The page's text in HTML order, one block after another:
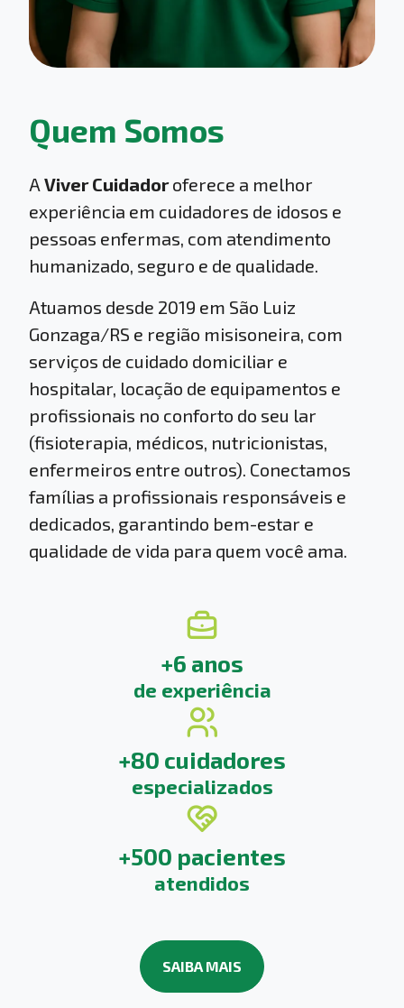
Quem Somos
A Viver Cuidadoroferece a melhor
experiência em cuidadores de idosos e
pessoas enfermas, com atendimento
humanizado, seguro e de qualidade.
Atuamos desde 2019 em São Luiz
Gonzaga/RS e região misisoneira, com
serviços de cuidado domiciliar e
hospitalar, locação de equipamentos e
profissionais no conforto do seu lar
(fisioterapia, médicos, nutricionistas,
enfermeiros entre outros). Conectamos
famílias a profissionais responsáveis e
dedicados, garantindo bem-estar e
qualidade de vida para quem você ama.
+6 anos
de experiência
+80 cuidadores
especializados
+500 pacientes
atendidos
SAIBA MAIS